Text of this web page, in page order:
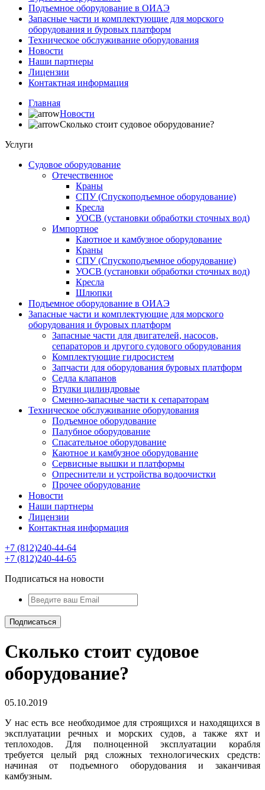
Подъемное оборудование в ОИАЭ
Запасные части и комплектующие для морского
оборудования и буровых платформ
Техническое обслуживание оборудования
Новости
Наши партнеры
Лицензии
Контактная информация
Главная
Новости
Сколько стоит судовое оборудование?
Услуги
Судовое оборудование
Отечественное
Краны
СПУ (Спускоподъемное оборудование)
Кресла
УОСВ (установки обработки сточных вод)
Импортное
Каютное и камбузное оборудование
Краны
СПУ (Спускоподъемное оборудование)
УОСВ (установки обработки сточных вод)
Кресла
Шлюпки
Подъемное оборудование в ОИАЭ
Запасные части и комплектующие для морского
оборудования и буровых платформ
Запасные части для двигателей, насосов,
сепараторов и другого судового оборудования
Комплектующие гидросистем
Запчасти для оборудования буровых платформ
Седла клапанов
Втулки цилиндровые
Сменно-запасные части к сепараторам
Техническое обслуживание оборудования
Подъемное оборудование
Палубное оборудование
Спасательное оборудование
Каютное и камбузное оборудование
Сервисные вышки и платформы
Опреснители и устройства водоочистки
Прочее оборудование
Новости
Наши партнеры
Лицензии
Контактная информация
+7 (812)240-44-64
+7 (812)240-44-65
Подписаться на новости
Сколько стоит судовое
оборудование?
05.10.2019
У нас есть все необходимое для строящихся и находящихся в
эксплуатации речных и морских судов, а также яхт и
теплоходов. Для полноценной эксплуатации корабля
требуется целый ряд сложных технологических средств:
начиная от подъемного оборудования и заканчивая
камбузным.